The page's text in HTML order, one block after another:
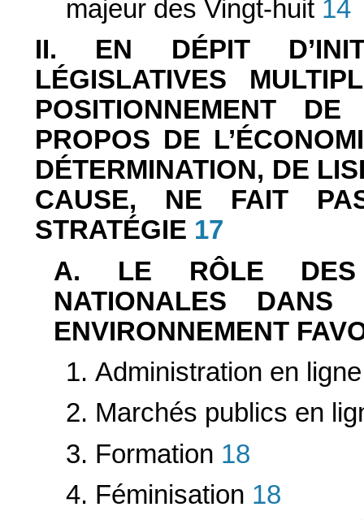
majeur des Vingt-huit14
II. EN DÉPIT
LÉGISLATIVES
POSITIONNEMENT
PROPOS DE
DÉTERMINATION, DE
CAUSE, NE FAIT
STRATÉGIE 17
A. LE RÔLE DES
NATIONALES DANS
ENVIRONNEMENT
1. Administration en ligne
2. Marchés publics en
3. Formation 18
4. Féminisation 18